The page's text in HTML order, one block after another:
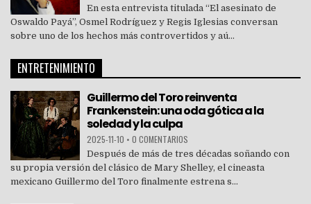
En esta entrevista titulada “El asesinato de
Oswaldo Payá”, Osmel Rodríguez y Regis Iglesias conversan
sobre uno de los hechos más controvertidos y aú...
ENTRETENIMIENTO
Guillermo del Toro reinventa
Frankenstein: una oda gótica a la
soledad y la culpa
2025-11-10 • 0 COMENTARIOS
Después de más de tres décadas soñando con
su propia versión del clásico de Mary Shelley, el cineasta
mexicano Guillermo del Toro finalmente estrena s...